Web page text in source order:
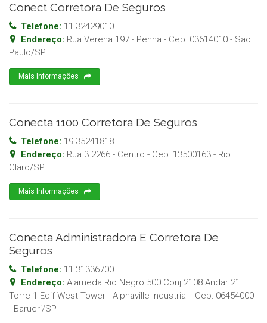
Conect Corretora De Seguros
Telefone: 11 32429010
Endereço: Rua Verena 197 - Penha - Cep: 03614010 - Sao
Paulo/SP
Mais Informações
Conecta 1100 Corretora De Seguros
Telefone: 19 35241818
Endereço: Rua 3 2266 - Centro - Cep: 13500163 - Rio
Claro/SP
Mais Informações
Conecta Administradora E Corretora De
Seguros
Telefone: 11 31336700
Endereço: Alameda Rio Negro 500 Conj 2108 Andar 21
Torre 1 Edif West Tower - Alphaville Industrial - Cep: 06454000
- Barueri/SP